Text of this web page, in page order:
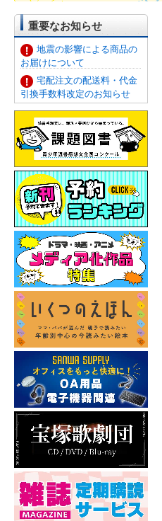
重要なお知らせ
地震の影響による商品の
お届けについて
宅配注文の配送料・代金
引換手数料改定のお知らせ